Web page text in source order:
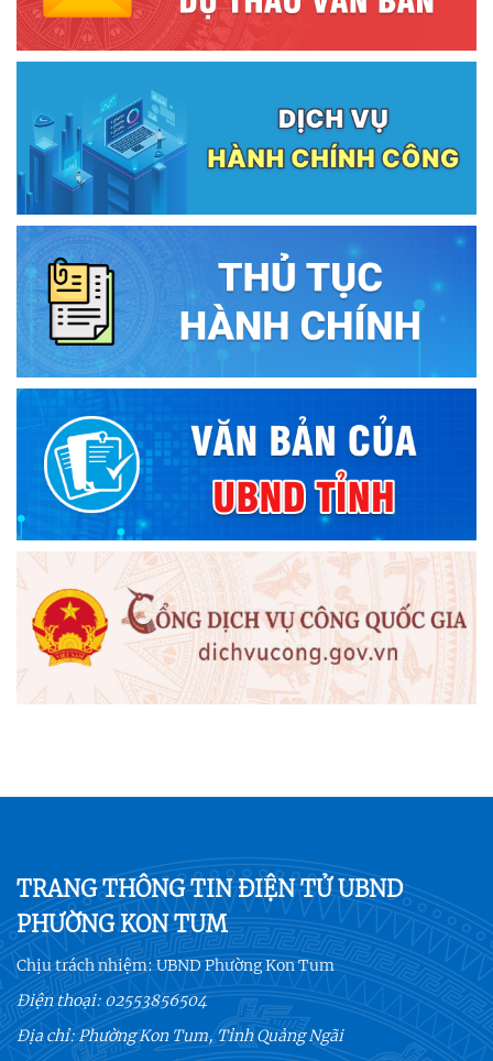
TRANG THÔNG TIN ĐIỆN TỬ UBND
PHƯỜNG KON TUM
Chịu trách nhiệm:UBND Phường Kon Tum
Điện thoại:02553856504
Địa chỉ: Phường Kon Tum, Tỉnh Quảng Ngãi